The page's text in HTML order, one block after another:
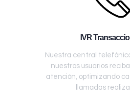
IVR
Nuestra central
nuestros usuarios
atención, optimizando
llamadas